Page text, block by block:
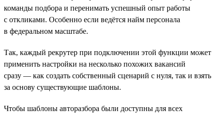
команды подбора и перенимать успешный опыт работы
с откликами. Особенно если ведётся найм персонала
в федеральном масштабе.
Так, каждый рекрутер при подключении этой функции может
применить настройки на несколько похожих вакансий
сразу — как создать собственный сценарий с нуля, так и взять
за основу существующие шаблоны.
Чтобы шаблоны авторазбора были доступны для всех